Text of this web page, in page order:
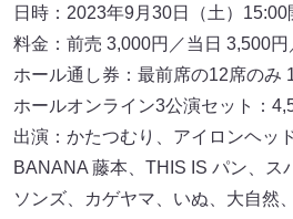
日時：2023年9月30日（土）15:00
料金：前売 3,000円／当日 3,500円
ホール通し券：最前席の12席のみ
ホールオンライン3公演セット：
出演：かたつむり、アイロンヘッ
BANANA 藤本、THIS IS パン、ス
ソンズ、カゲヤマ、いぬ、大自然